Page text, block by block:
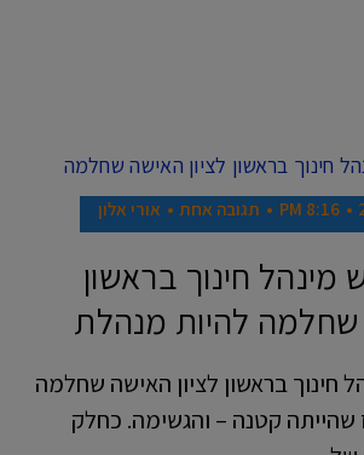
8:16 PM תגובה אחת אורי אלון
חינוך בראשון
שחלמה להיות מנהלת
חינוך בראשון לציון האישה שחלמה
קטנה – והגשימה. כחלק